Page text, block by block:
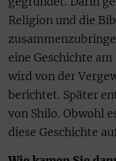
Religion und die
eine Geschichte
wird von der
berichtet. Später
von Shilo. Obwohl
diese Geschichte